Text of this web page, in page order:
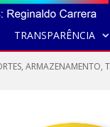
TRANSPARÊNCIA
ARMAZENAMENTO,